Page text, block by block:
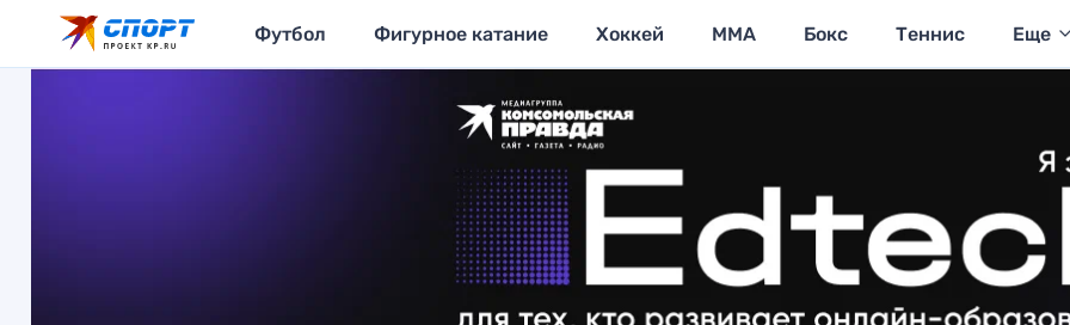
Футбол Фигурное катание Хоккей MMA Бокс Теннис Еще